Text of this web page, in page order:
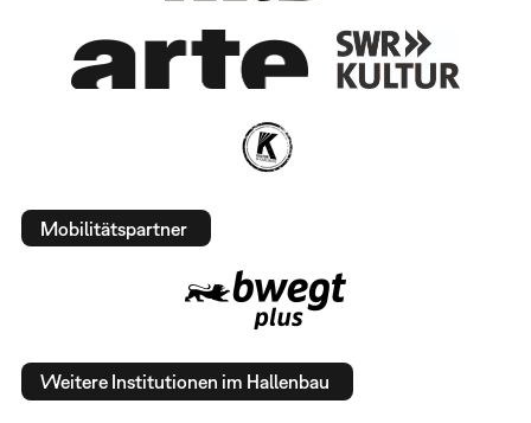
Mobilitätspartner
Weitere Institutionen im Hallenbau